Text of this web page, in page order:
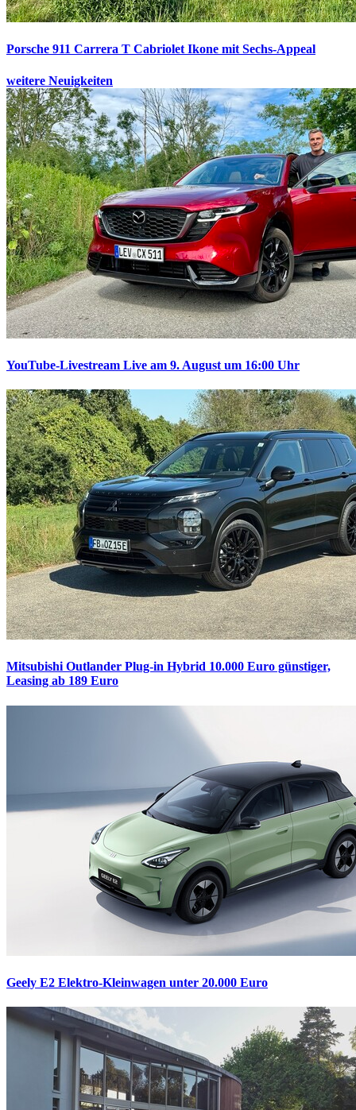
Porsche 911 Carrera T Cabriolet Ikone mit Sechs-Appeal
weitere Neuigkeiten
YouTube-Livestream Live am 9. August um 16:00 Uhr
Mitsubishi Outlander Plug-in Hybrid 10.000 Euro günstiger,
Leasing ab 189 Euro
Geely E2 Elektro-Kleinwagen unter 20.000 Euro